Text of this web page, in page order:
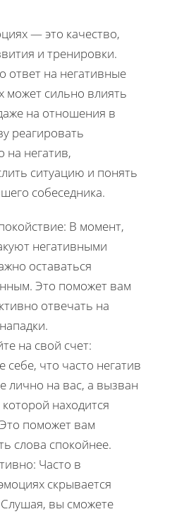
— это качество,
и тренировки.
ответ на негативные
сильно влиять
на отношения в
реагировать
на негатив,
ситуацию и понять
собеседника.
В момент,
негативными
оставаться
Это поможет вам
отвечать на
на свой счет:
себе, что часто негатив
лично на вас, а вызван
находится
поможет вам
слова спокойнее.
Часто в
скрывается
вы сможете